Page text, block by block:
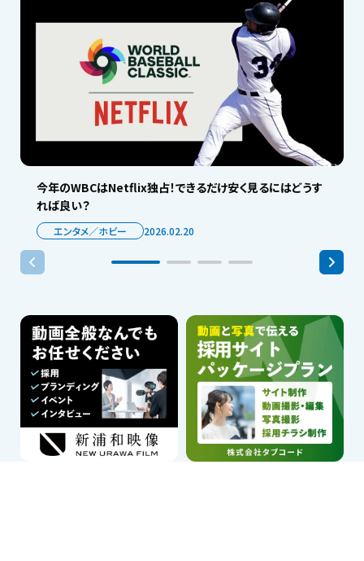
今年のWBCはNetflix独占！できるだけ安く見るにはどうす
れば良い？
エンタメ／ホビー 2026.02.20